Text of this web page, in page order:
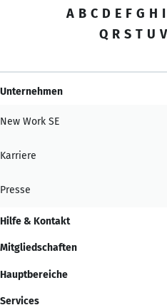
A B C D E F G H I
Q R S T U V
Unternehmen
New Work SE
Karriere
Presse
Hilfe & Kontakt
Mitgliedschaften
Hauptbereiche
Services